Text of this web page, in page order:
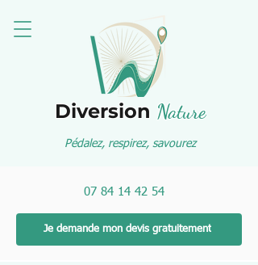
Diversion Nature
Pédalez, respirez, savourez
07 84 14 42 54
Je demande mon devis gratuitement